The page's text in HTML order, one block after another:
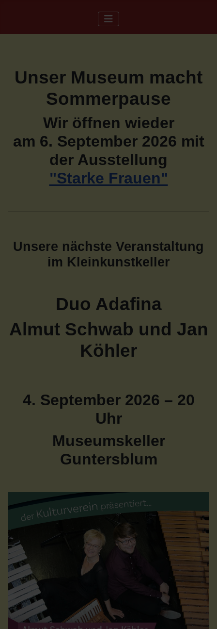
Unser Museum macht
Sommerpause
Wir öffnen wieder
am 6. September 2026 mit
der Ausstellung
"Starke Frauen"
Unsere nächste Veranstaltung
im Kleinkunstkeller
Duo Adafina
Almut Schwab und Jan
Köhler
4. September 2026 – 20
Uhr
Museumskeller
Guntersblum